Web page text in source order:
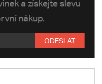
a získejte slevu
nákup.
ODESLAT